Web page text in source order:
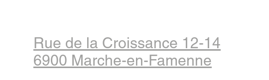
Rue de la Croissance 12-14
6900 Marche-en-Famenne